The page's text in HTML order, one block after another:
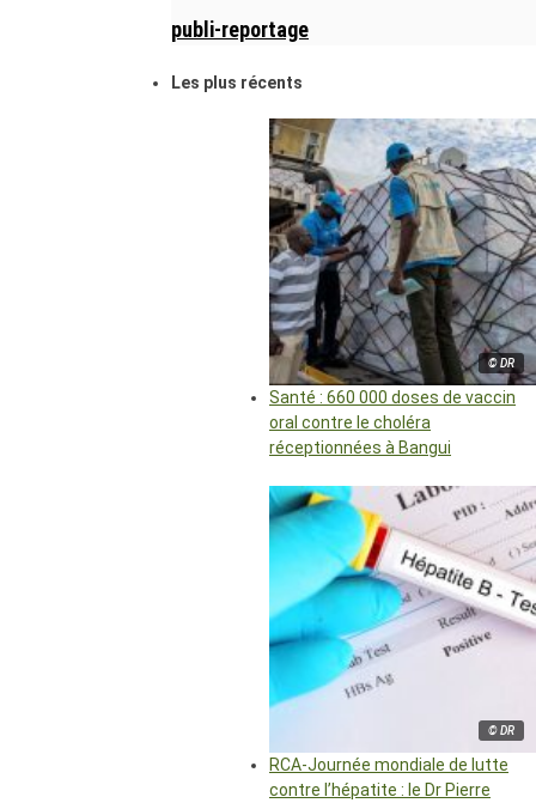
publi-reportage
Les plus récents
© DR
Santé : 660 000 doses de vaccin
oral contre le choléra
réceptionnées à Bangui
© DR
RCA-Journée mondiale de lutte
contre l’hépatite : le Dr Pierre